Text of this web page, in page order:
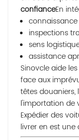
confianceEn
inspections
sens
assistance
Sinovcle aide
face aux
têtes douaniers,
l'importation de
Expédier des
livrer en est une